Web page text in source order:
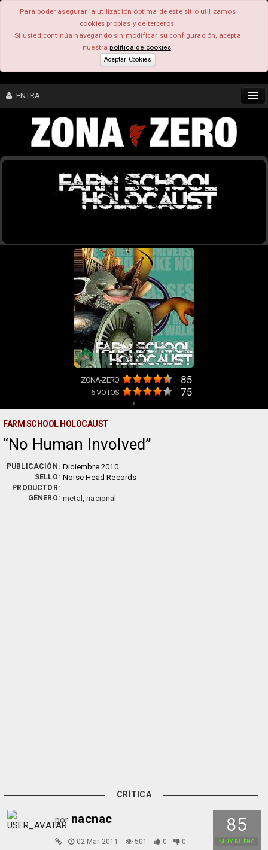
Para poder asegurar la utilización óptima de este sitio utilizamos
cookies propias y de terceros.
Si usted continúa navegando sin modificar su configuración, acepta
nuestrapolítica de cookies.
Aceptar Cookies
ENTRA
CONTENIDO
COMUNIDAD
FEEEDBACK
ZONA-ZERO 85
6VOTOS 75
+
FARM SCHOOL HOLOCAUST
No Human Involved
PUBLICACIÓN: Diciembre 2010
SELLO: Noise Head Records
PRODUCTOR:
GÉNERO: metal, nacional
CRÍTICA
85
MUY BUENO
por nacnac
02 Mar 2011 501 0 0